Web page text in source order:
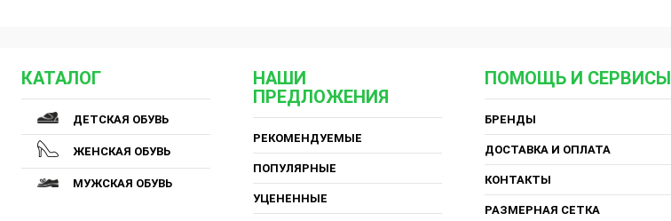
КАТАЛОГ
ДЕТСКАЯ ОБУВЬ
ЖЕНСКАЯ ОБУВЬ
МУЖСКАЯ ОБУВЬ
НАШИ
ПРЕДЛОЖЕНИЯ
РЕКОМЕНДУЕМЫЕ
ПОПУЛЯРНЫЕ
УЦЕНЕННЫЕ
ПОМОЩЬ И СЕРВИСЫ
БРЕНДЫ
ДОСТАВКА И ОПЛАТА
КОНТАКТЫ
РАЗМЕРНАЯ СЕТКА